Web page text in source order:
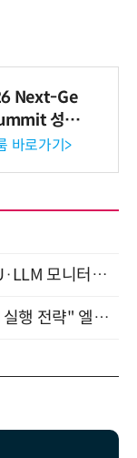
Next-Ge
성황
바로가기>
[올쇼TV] AI 시대의 옵저버빌리티: GPU·LLM 모니터링부터 AI 기반 장애 대응까지 (8/11 생방송)
"AI ROI 시대, 투자 성과 높이는 기업 AI 실행 전략" 엘타워 6층 (9월 18일)